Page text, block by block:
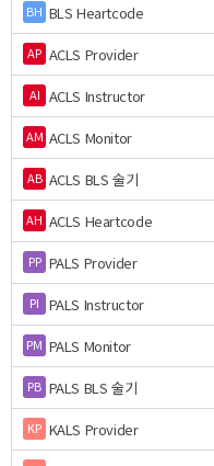
BH BLS Heartcode
AP ACLS Provider
AI ACLS Instructor
AM ACLS Monitor
AB ACLS BLS 술기
AH ACLS Heartcode
PP PALS Provider
PI PALS Instructor
PM PALS Monitor
PB PALS BLS 술기
KP KALS Provider